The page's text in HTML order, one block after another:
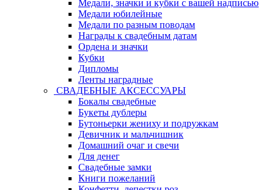
Медали, значки и кубки с вашей надписью
Медали юбилейные
Медали по разным поводам
Награды к свадебным датам
Ордена и значки
Кубки
Дипломы
Ленты наградные
СВАДЕБНЫЕ АКСЕССУАРЫ
Бокалы свадебные
Букеты дублеры
Бутоньерки жениху и подружкам
Девичник и мальчишник
Домашний очаг и свечи
Для денег
Свадебные замки
Книги пожеланий